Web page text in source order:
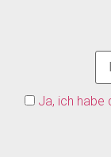
Ja, ich habe